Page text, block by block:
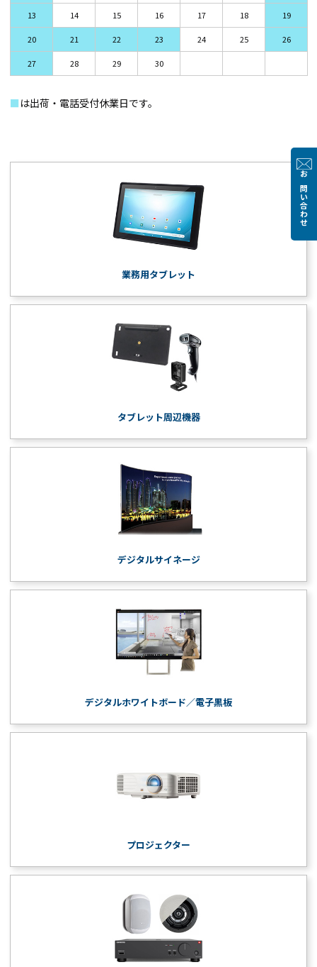
お問い合わせ
13 14 15 16 17 18 19
20 21 22 23 24 25 26
27 28 29 30
■ は出荷・電話受付休業日です。
業務用タブレット
タブレット周辺機器
デジタルサイネージ
デジタルホワイトボード／電子黒板
プロジェクター